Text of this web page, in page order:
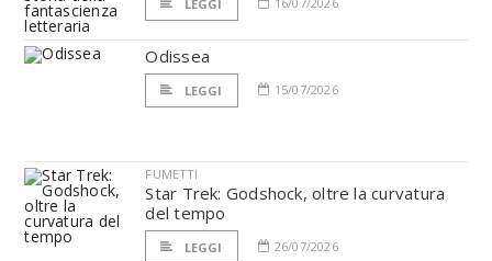
LEGGI
Odissea
LEGGI 15/07/2026
FUMETTI
Star Trek: Godshock, oltre la curvatura
del tempo
LEGGI 26/07/2026